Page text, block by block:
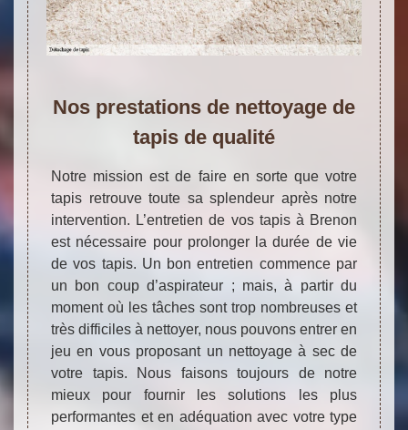
Nos prestations de nettoyage de
tapis de qualité
Notre mission est de faire en sorte que votre
tapis retrouve toute sa splendeur après notre
intervention. L’entretien de vos tapis à Brenon
est nécessaire pour prolonger la durée de vie
de vos tapis. Un bon entretien commence par
un bon coup d’aspirateur ; mais, à partir du
moment où les tâches sont trop nombreuses et
très difficiles à nettoyer, nous pouvons entrer en
jeu en vous proposant un nettoyage à sec de
votre tapis. Nous faisons toujours de notre
mieux pour fournir les solutions les plus
performantes et en adéquation avec votre type